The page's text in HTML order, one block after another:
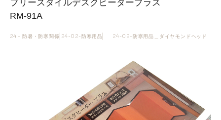
フリースタイルデスクヒータープラス
RM-91A
24 – 防暑・防寒関係 24-02-防寒用品 24-02-防寒用品＿ダイヤモンドヘッド